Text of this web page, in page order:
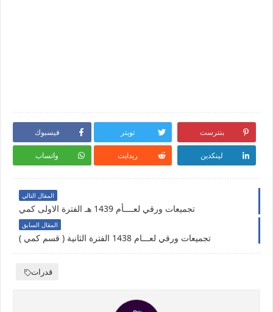
فيسبوك تويتر بنترست
واتساب ريدايت لينكدين
المقال التالي
تجميعات ورقي لعــــأم 1439 هـ الفترة الاولى كمي
المقال السابق
تجميعات ورقي لعـــام 1438 الفترة الثانية ( قسم كمي )
قدرات